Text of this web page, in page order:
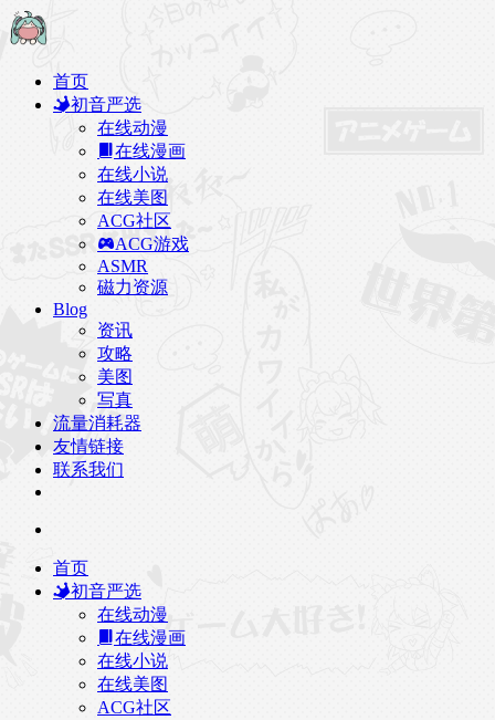
首页
初音严选
在线动漫
在线漫画
在线小说
在线美图
ACG社区
ACG游戏
ASMR
磁力资源
Blog
资讯
攻略
美图
写真
流量消耗器
友情链接
联系我们
首页
初音严选
在线动漫
在线漫画
在线小说
在线美图
ACG社区